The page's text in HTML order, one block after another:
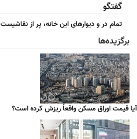
گفتگو
تمام در و دیوارهای این خانه، پر از نقاشیست
برگزیده‌ها
آیا قیمت اوراق مسکن واقعاً ریزش کرده است؟